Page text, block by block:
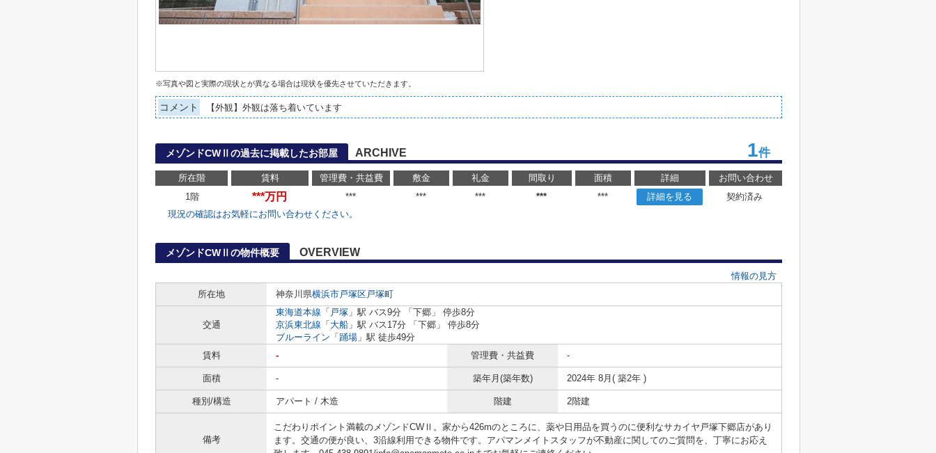
※写真や図と実際の現状とが異なる場合は現状を優先させていただきます。
コメント 【外観】外観は落ち着いています
メゾンドCWⅡの過去に掲載したお部屋 ARCHIVE 1件
所在階 賃料 管理費・共益費 敷金 礼金 間取り 面積 詳細
お問い合わせ
1階
***万円 *** *** *** *** *** 詳細を見る
契約済み
現況の確認はお気軽にお問い合わせください。
メゾンドCWⅡの物件概要 OVERVIEW
情報の見方
所在地
神奈川県横浜市戸塚区戸塚町
交通
東海道本線 「 戸塚 」駅 バス9分 「下郷」 停歩8分
京浜東北線 「 大船 」駅 バス17分 「下郷」 停歩8分
ブルーライン 「 踊場 」駅 徒歩49分
賃料
- 管理費・共益費 -
面積 - 築年月(築年数) 2024年 8月( 築2年 )
種別/構造 アパート / 木造 階建 2階建
備考
こだわりポイント満載のメゾンドCWⅡ。家から426mのところに、薬や日用品を買うのに便利なサカイヤ戸塚下郷店があり
ます。交通の便が良い、3沿線利用できる物件です。アパマンメイトスタッフが不動産に関してのご質問を、丁寧にお応え